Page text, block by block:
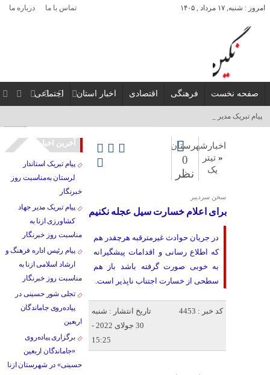
امروز : شنبه, ۱۷ مرداد , ۱۴۰۵ تماس با ما درباره ما
صفحه نخست فرهنگی اقتصادی اخبار استان اجتماعی
پیام تبریک مدیر جهاد _
اخبارشهرستان
« تیتر
یک
0
نظر
سخن سردبیر
برای اعلام خسارت سیل عجله نکنیم
در جریان حوادث غیرمترقبه هرچقدر هم
که اطلاع رسانی و اقدامات پیشگیرانه
به خوبی صورت گرفته باشد باز هم
سطحی از خسارت اجتناب ناپذیر است.
کد خبر : 4453
تاریخ انتشار : شنبه
30 جولای 2022 -
15:25
آخرین اخبار
پیام تبریک استاندار
لرستان به‌مناسبت روز
خبرنگار
پیام تبریک مدیر جهاد
کشاورزی ازنا به
مناسبت روز خبرنگار
پیام رئیس اداره فرهنگ و
ارشاد اسلامی ازنا به
مناسبت روز خبرنگار
تجلی شور حسینی در
پیاده‌روی جاماندگان
اربعین
برگزاری پیاده‌روی
«جاماندگان اربعین
حسینی» در شهرستان ازنا